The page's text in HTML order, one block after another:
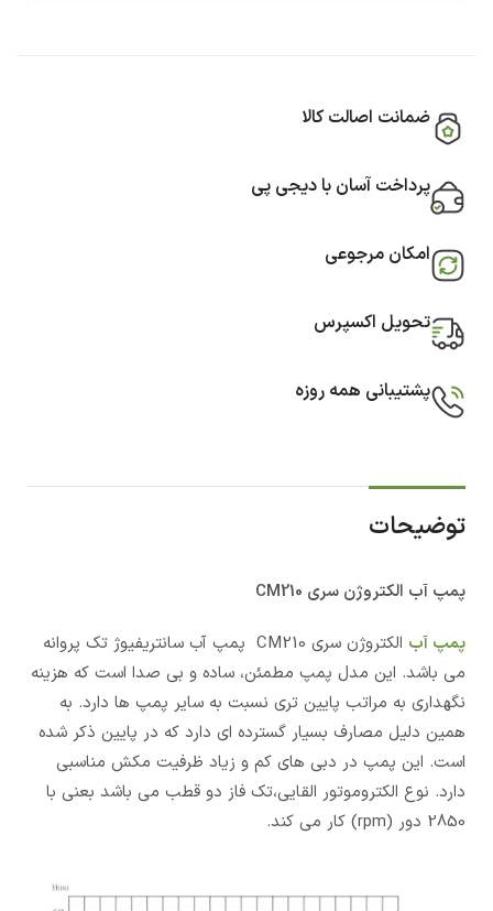
ضمانت اصالت کالا
پرداخت آسان با دیجی پی
امکان مرجوعی
تحویل اکسپرس
پشتیبانی همه روزه
توضیحات
پمپ آب الکتروژن سری CM210
پمپ آب
الکتروژن سری CM210 پمپ آب سانتریفیوژ تک پروانه
می باشد. این مدل پمپ مطمئن، ساده و بی صدا است که هزینه
نگهداری به مراتب پایین تری نسبت به سایر پمپ ها دارد. به
همین دلیل مصارف بسیار گسترده ای دارد که در پایین ذکر شده
است. این پمپ در دبی های کم و زیاد ظرفیت مکش مناسبی
دارد. نوع الکتروموتور القایی،تک فاز دو قطب می باشد بعنی با
2850 دور (rpm) کار می کند.